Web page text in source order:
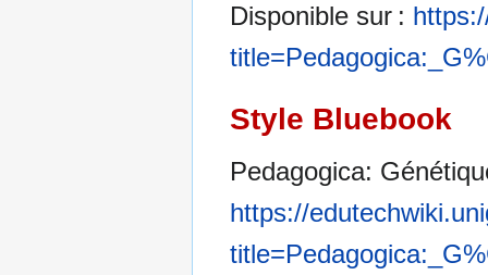
Disponible sur :
Style Bluebook
Pedagogica:
https://